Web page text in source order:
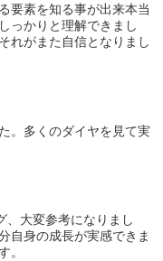
要素を知る事が出来本当
っかりと理解できまし
れがまた自信となりまし
。多くのダイヤを見て実
、大変参考になりまし
自身の成長が実感できま
。